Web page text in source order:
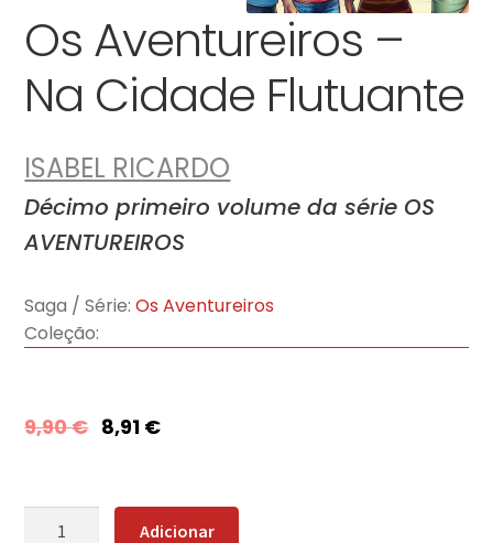
Os Aventureiros –
Na Cidade Flutuante
ISABEL RICARDO
Décimo primeiro volume da série OS
AVENTUREIROS
Saga / Série: Os Aventureiros
Coleção:
9,90€ 8,91 €
Quantidade
Adicionar